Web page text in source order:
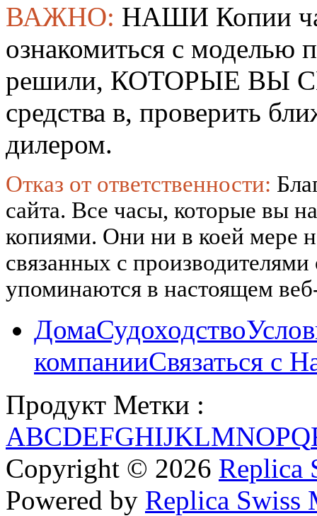
ВАЖНО: НАШИ Копии
ознакомиться с
решили, КОТОРЫЕ ВЫ
средства в, проверить
дилером.
Отказ от ответственности:
сайта. Все часы, которые вы
копиями. Они ни в коей мере
связанных с
упоминаются в настоящем
ДомаСудоходство
компанииСвязаться с
Продукт Метки :
ABCDEFGHIJKLMNOPQ
Copyright © 2026 Replica
Powered by Replica Swiss